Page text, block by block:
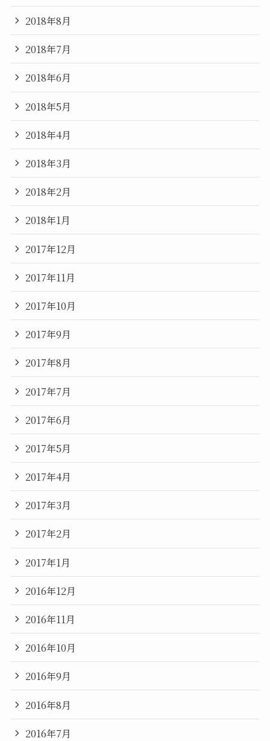
2018年8月
2018年7月
2018年6月
2018年5月
2018年4月
2018年3月
2018年2月
2018年1月
2017年12月
2017年11月
2017年10月
2017年9月
2017年8月
2017年7月
2017年6月
2017年5月
2017年4月
2017年3月
2017年2月
2017年1月
2016年12月
2016年11月
2016年10月
2016年9月
2016年8月
2016年7月